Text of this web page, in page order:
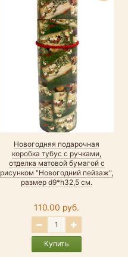
Новогодняя подарочная
коробка тубус с ручками,
отделка матовой бумагой с
рисунком "Новогодний пейзаж",
размер d9*h32,5 см.
110.00 руб.
Купить